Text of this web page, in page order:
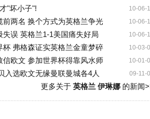
10-06-
"坏小子"!
10-06-
前两名 换个方式为英格兰争光
10-06-
失误 英格兰1-1美国痛失好局
10-03-
杯 弗格森证实英格兰金童梦碎
10-01-
信欧文 参加世界杯得靠风水师
09-11-
入选欧文无缘曼联曼城各4人
更多关于 英格兰 伊琳娜的新闻